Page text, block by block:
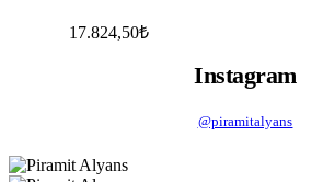
17.824,50₺
Instagram
@piramitalyans